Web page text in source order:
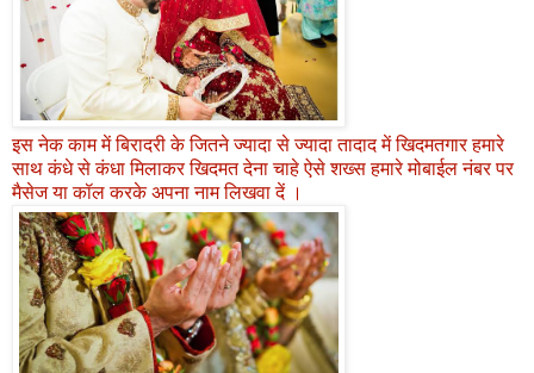
इस नेक काम में बिरादरी के जितने ज्यादा से ज्यादा तादाद में खिदमतगार हमारे
साथ कंधे से कंधा मिलाकर खिदमत देना चाहे ऐसे शख्स हमारे मोबाईल नंबर पर
मैसेज या कॉल करके अपना नाम लिखवा दें ।